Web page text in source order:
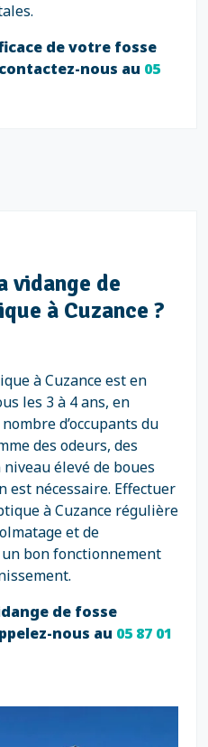
de votre fosse
nous au 05
vidange de
à Cuzance ?
à Cuzance est en
les 3 à 4 ans, en
d’occupants du
des odeurs, des
élevé de boues
est nécessaire. Effectuer
à Cuzance régulière
et de
bon fonctionnement
de fosse
nous au 05 87 01